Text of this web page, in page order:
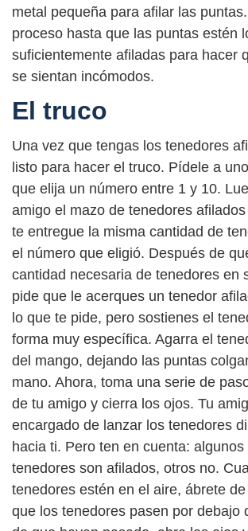
metal pequeña para afilar las
proceso hasta que las puntas estén
suficientemente afiladas para hacer
se sientan incómodos.
El truco
Una vez que tengas los tenedores
listo para hacer el truco. Pídele a
que elija un número entre 1 y 10.
amigo el mazo de tenedores
te entregue la misma cantidad de
el número que eligió. Después de
cantidad necesaria de tenedores en
pide que le acerques un tenedor
lo que te pide, pero sostienes el
forma muy específica. Agarra el
del mango, dejando las puntas
mano. Ahora, toma una serie de
de tu amigo y cierra los ojos. Tu
encargado de lanzar los tenedores
hacia ti. Pero ten en cuenta: algunos
tenedores son afilados, otros no.
tenedores estén en el aire, ábrete
que los tenedores pasen por debajo